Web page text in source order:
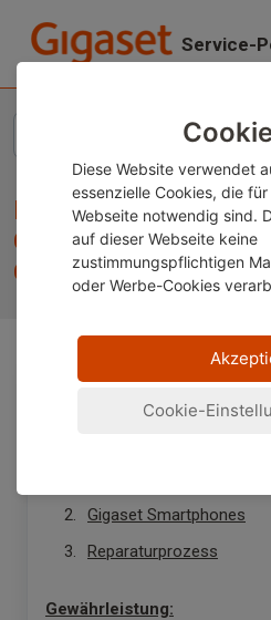
Service-
Informationen zu
Gewährleistung und
Gigaset
Gigaset Smartphones
Reparaturprozess
Gewährleistung:
Diese Website verwendet
essenzielle Cookies, die
Webseite notwendig sind.
auf dieser Webseite keine
zustimmungspflichtigen
oder Werbe-Cookies
Cookie-